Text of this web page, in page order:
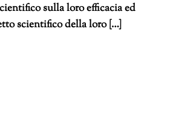
sulla loro efficacia ed
scientifico della loro […]